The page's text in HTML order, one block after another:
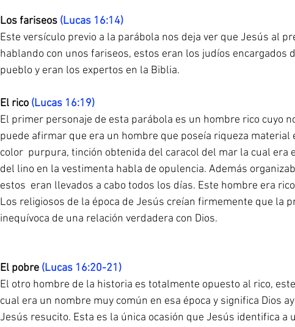
Los fariseos (Lucas 16:14)
Este versículo previo a la parábola nos deja ver que Jesús al
hablando con unos fariseos, estos eran los judíos encargados
pueblo y eran los expertos en la Biblia.
El rico (Lucas 16:19)
El primer personaje de esta parábola es un hombre rico cuyo
puede afirmar que era un hombre que poseía riqueza material
color  purpura, tinción obtenida del caracol del mar la cual era
del lino en la vestimenta habla de opulencia. Además
estos  eran llevados a cabo todos los días. Este hombre era
Los religiosos de la época de Jesús creían firmemente que la
inequívoca de una relación verdadera con Dios.
El pobre (Lucas 16:20-21)
El otro hombre de la historia es totalmente opuesto al rico,
cual era un nombre muy común en esa época y significa Dios
Jesús resucito. Esta es la única ocasión que Jesús identifica a